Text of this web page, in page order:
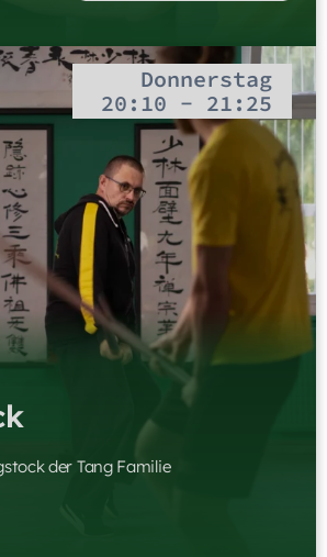
Donnerstag
20:10 - 21:25
der Tang Familie